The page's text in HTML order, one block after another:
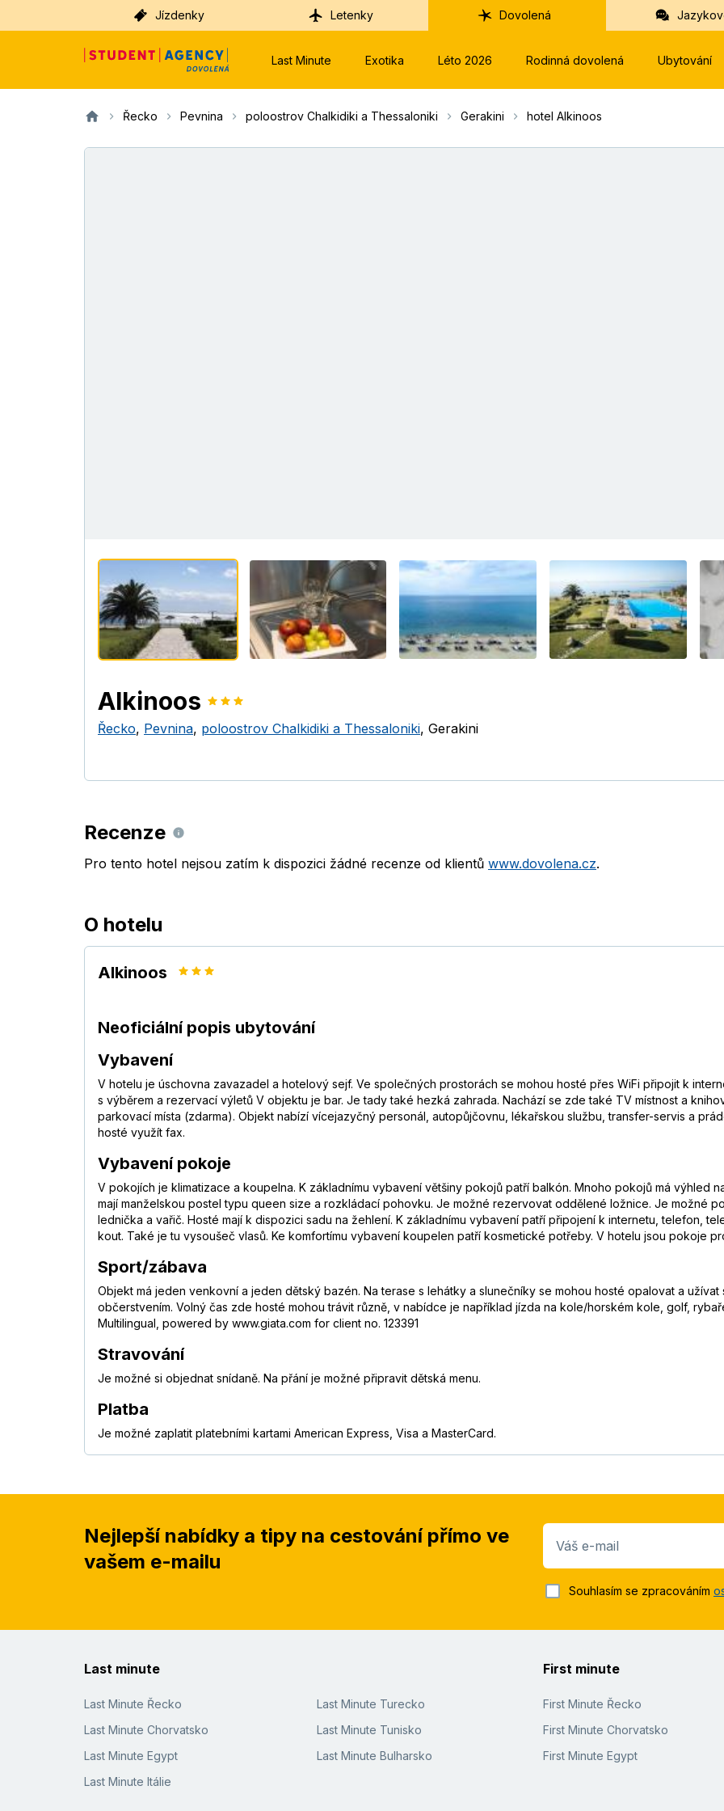
Jízdenky Letenky Dovolená
Last Minute Exotika Léto 2026 Rodinná dovolená Ubytování
Řecko Pevnina poloostrov Chalkidiki a Thessaloniki Gerakini hotel Alkinoos
Alkinoos
Řecko, Pevnina, poloostrov Chalkidiki a Thessaloniki, Gerakini
Recenze
Pro tento hotel nejsou zatím k dispozici žádné recenze od klientů www.dovolena.cz.
O hotelu
Alkinoos
Neoficiální popis ubytování
Vybavení
V hotelu je úschovna zavazadel a hotelový sejf. Ve společných prostorách se mohou hosté přes WiFi připojit k
s výběrem a rezervací výletů V objektu je bar. Je tady také hezká zahrada. Nachází se zde také TV místnost a
parkovací místa (zdarma). Objekt nabízí vícejazyčný personál, autopůjčovnu, lékařskou službu, transfer-servis a
hosté využít fax.
Vybavení pokoje
V pokojích je klimatizace a koupelna. K základnímu vybavení většiny pokojů patří balkón. Mnoho pokojů má výhled
mají manželskou postel typu queen size a rozkládací pohovku. Je možné rezervovat oddělené ložnice. Je možné
lednička a vařič. Hosté mají k dispozici sadu na žehlení. K základnímu vybavení patří připojení k internetu, telefon,
kout. Také je tu vysoušeč vlasů. Ke komfortímu vybavení koupelen patří kosmetické potřeby. V hotelu jsou pokoje
Sport/zábava
Objekt má jeden venkovní a jeden dětský bazén. Na terase s lehátky a slunečníky se mohou hosté opalovat a
občerstvením. Volný čas zde hosté mohou trávit různě, v nabídce je například jízda na kole/horském kole, golf,
Multilingual, powered by www.giata.com for client no. 123391
Stravování
Je možné si objednat snídaně. Na přání je možné připravit dětská menu.
Platba
Je možné zaplatit platebními kartami American Express, Visa a MasterCard.
Nejlepší nabídky a tipy na cestování přímo ve
vašem e-mailu
Váš e-mail
Souhlasím se zpracováním
Last minute
Last Minute Řecko
Last Minute Chorvatsko
Last Minute Egypt
Last Minute Itálie
Last Minute Turecko
Last Minute Tunisko
Last Minute Bulharsko
First minute
First Minute Řecko
First Minute Chorvatsko
First Minute Egypt